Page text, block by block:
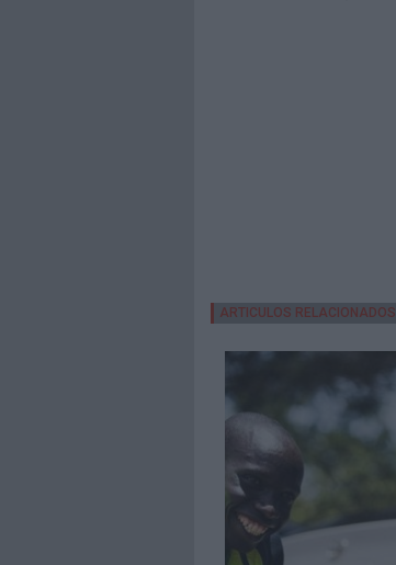
ARTICULOS RELACIONADOS